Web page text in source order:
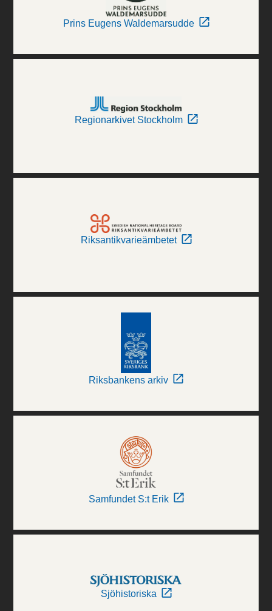
Prins Eugens Waldemarsudde
Regionarkivet Stockholm
Riksantikvarieämbetet
Riksbankens arkiv
Samfundet S:t Erik
Sjöhistoriska